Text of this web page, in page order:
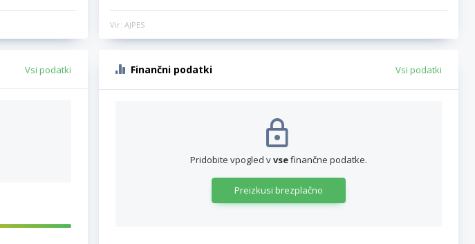
Vir: AJPES
Vsi podatki Finančni podatki Vsi podatki
Pridobite vpogled vvsefinančne podatke.
Preizkusi brezplačno